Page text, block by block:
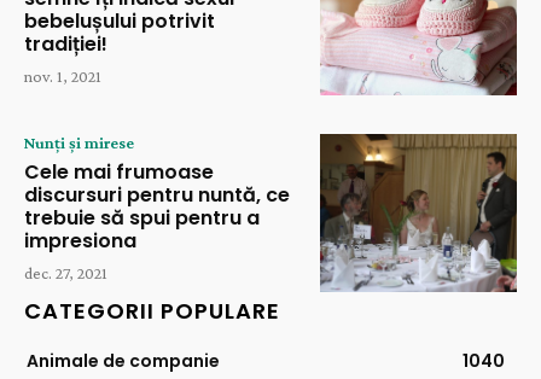
bebelușului potrivit
tradiției!
nov. 1, 2021
Nunți și mirese
Cele mai frumoase
discursuri pentru nuntă, ce
trebuie să spui pentru a
impresiona
dec. 27, 2021
CATEGORII POPULARE
Animale de companie 1040